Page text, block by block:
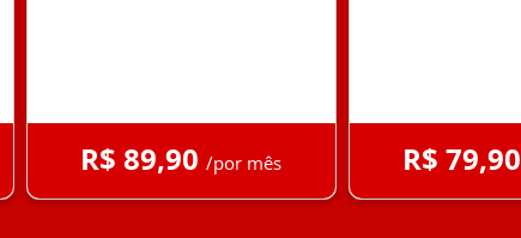
R$ 89,90 /por mês R$ 79,90